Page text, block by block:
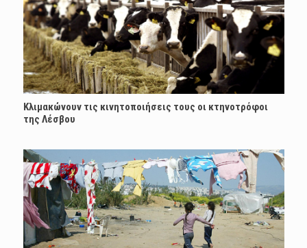
Κλιμακώνουν τις κινητοποιήσεις τους οι κτηνοτρόφοι
της Λέσβου